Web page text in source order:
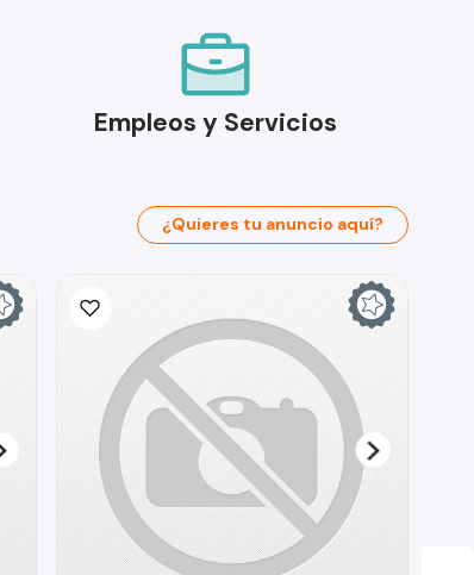
Empleos y Servicios
¿Quieres tu anuncio aquí?